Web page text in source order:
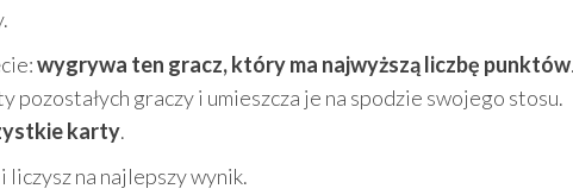
wygrywa ten gracz, który ma najwyższą liczbę punktów
pozostałych graczy i umieszcza je na spodzie swojego stosu.
karty.
na najlepszy wynik.